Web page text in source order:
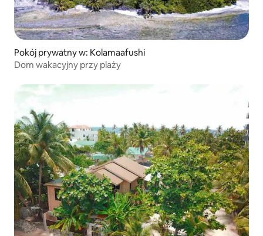
Pokój prywatny w: Kolamaafushi
Dom wakacyjny przy plaży